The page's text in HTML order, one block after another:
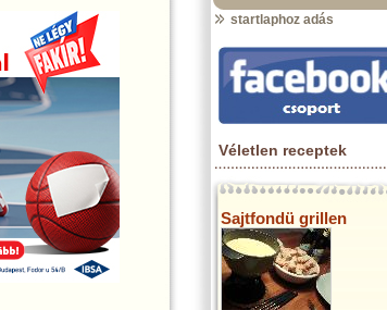
startlaphoz adás
Véletlen receptek
Sajtfondü grillen